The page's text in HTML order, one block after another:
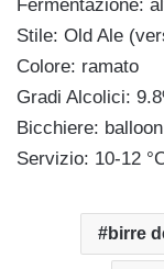
Fermentazione:
Stile: Old Ale
Colore: ramato
Gradi Alcolici:
Bicchiere: balloon
Servizio: 10-12
birre